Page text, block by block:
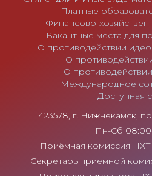
Платные
Финансово-
Вакантные места для
О противодействии
О
О
Международное
Доступная
423578, г. Нижнекамск,
Пн-Сб
Приёмная комиссия
Секретарь приемной